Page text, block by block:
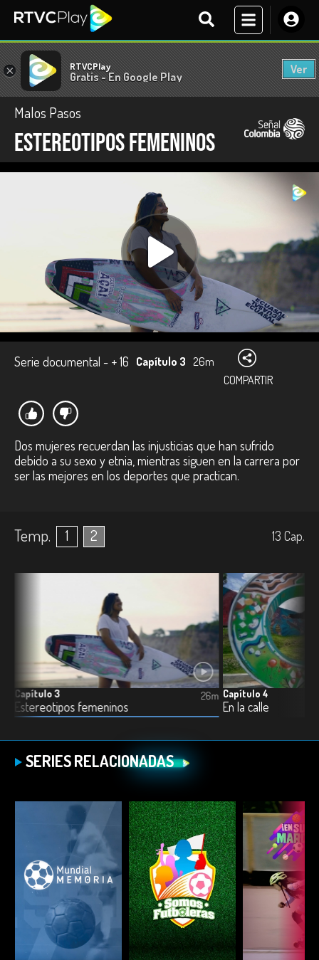
× RTVCPlay
Gratis - En Google Play
Ver
Malos Pasos
Estereotipos femeninos
Serie documental - + 16 Capítulo 3 26m
COMPARTIR
Dos mujeres recuerdan las injusticias que han sufrido
debido a su sexo y etnia, mientras siguen en la carrera por
ser las mejores en los deportes que practican.
Temp. 1 2 13 Cap.
Capítulo 3
Estereotipos femeninos
26m Capítulo 4
En la calle
SERIES RELACIONADAS
ESCUCHAR ESCUCHAR